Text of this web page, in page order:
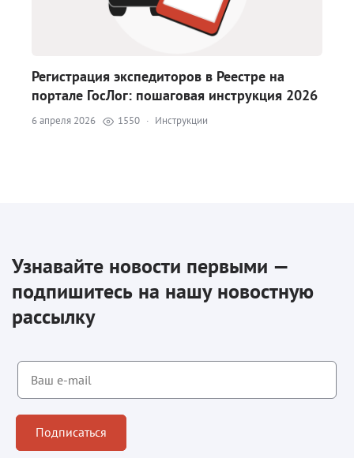
Регистрация экспедиторов в Реестре на
портале ГосЛог: пошаговая инструкция 2026
6 апреля 2026 1550 · Инструкции
Узнавайте новости первыми —
подпишитесь на нашу новостную
рассылку
Подписаться